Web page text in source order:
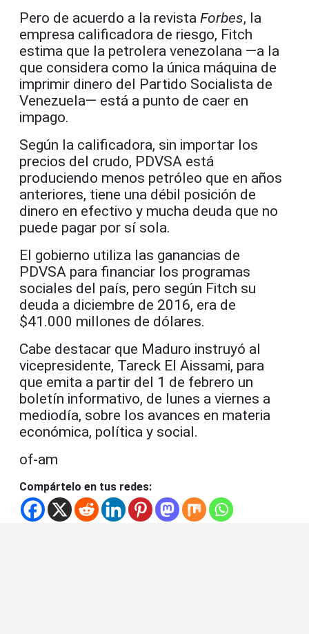
Pero de acuerdo a la revista Forbes, la
empresa calificadora de riesgo, Fitch
estima que la petrolera venezolana —a la
que considera como la única máquina de
imprimir dinero del Partido Socialista de
Venezuela— está a punto de caer en
impago.
Según la calificadora, sin importar los
precios del crudo, PDVSA está
produciendo menos petróleo que en años
anteriores, tiene una débil posición de
dinero en efectivo y mucha deuda que no
puede pagar por sí sola.
El gobierno utiliza las ganancias de
PDVSA para financiar los programas
sociales del país, pero según Fitch su
deuda a diciembre de 2016, era de
$41.000 millones de dólares.
Cabe destacar que Maduro instruyó al
vicepresidente, Tareck El Aissami, para
que emita a partir del 1 de febrero un
boletín informativo, de lunes a viernes a
mediodía, sobre los avances en materia
económica, política y social.
of-am
Compártelo en tus redes: